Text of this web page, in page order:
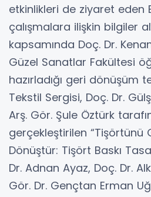
etkinlikleri de ziyaret eden
çalışmalara ilişkin bilgiler
kapsamında Doç. Dr.
Güzel Sanatlar Fakültesi
hazırladığı geri dönüşüm
Tekstil Sergisi, Doç. Dr.
Arş. Gör. Şule Öztürk
gerçekleştirilen “Tişörtünü
Dönüştür: Tişört Baskı
Dr. Adnan Ayaz, Doç. Dr.
Gör. Dr. Gençtan Erman